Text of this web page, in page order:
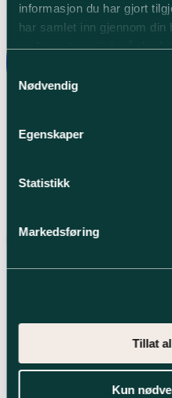
informasjon du har gjort
har samlet inn gjennom
godtar automatisk vår bruk
Samtykkevalg
Nødvendig
Egenskaper
Statistikk
Markedsføring
Tillat
Kun